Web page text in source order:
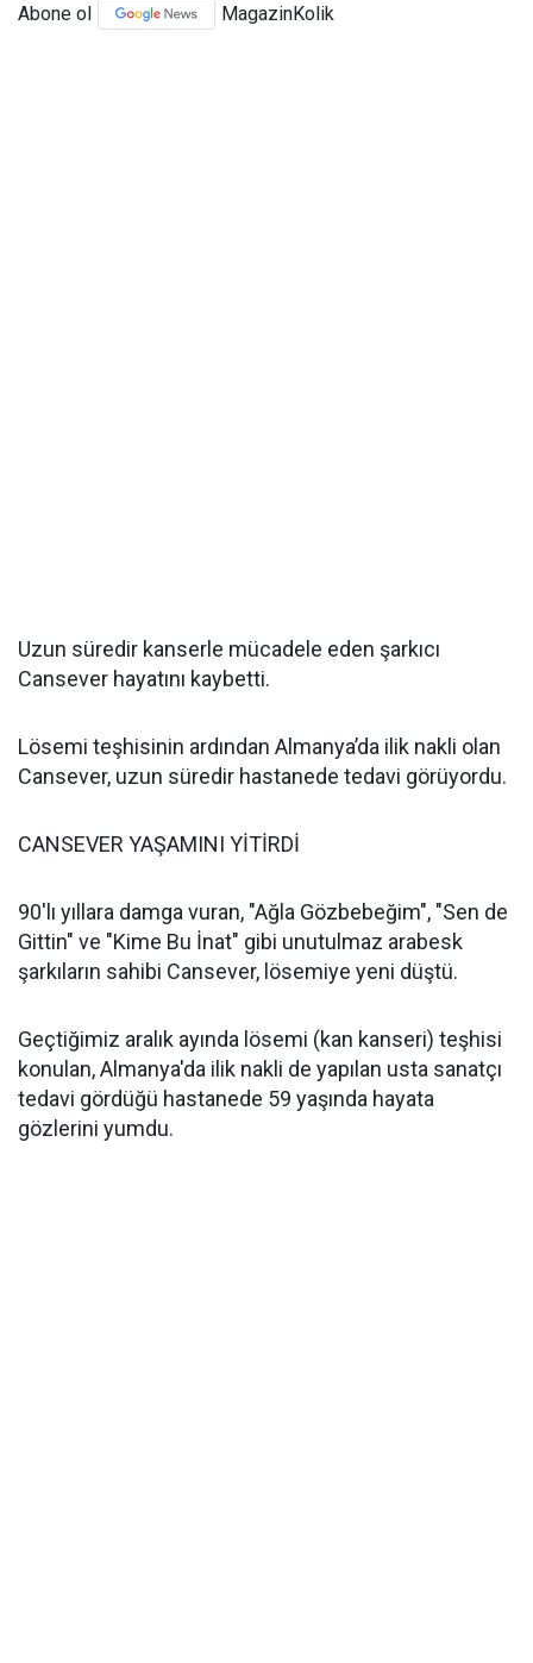
Abone ol MagazinKolik
Uzun süredir kanserle mücadele eden şarkıcı
Cansever hayatını kaybetti.
Lösemi teşhisinin ardından Almanya’da ilik nakli olan
Cansever, uzun süredir hastanede tedavi görüyordu.
CANSEVER YAŞAMINI YİTİRDİ
90'lı yıllara damga vuran, "Ağla Gözbebeğim", "Sen de
Gittin" ve "Kime Bu İnat" gibi unutulmaz arabesk
şarkıların sahibi Cansever, lösemiye yeni düştü.
Geçtiğimiz aralık ayında lösemi (kan kanseri) teşhisi
konulan, Almanya'da ilik nakli de yapılan usta sanatçı
tedavi gördüğü hastanede 59 yaşında hayata
gözlerini yumdu.